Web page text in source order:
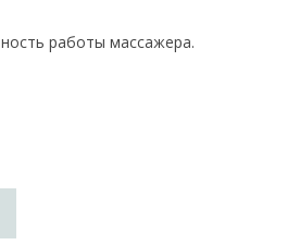
работы массажера.